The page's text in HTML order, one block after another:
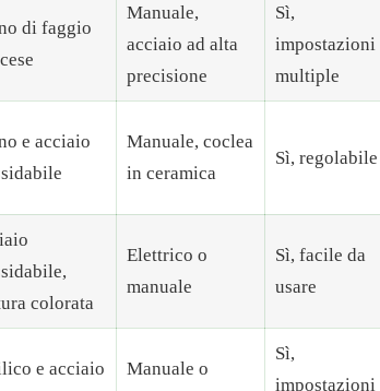
di faggio
Manuale,
acciaio ad alta
precisione
Sì,
impostazioni
multiple
e acciaio
Manuale, coclea
in ceramica
Sì, regolabile
colorata
Elettrico o
manuale
Sì, facile da
usare
e acciaio
Manuale o
Sì,
impostazioni